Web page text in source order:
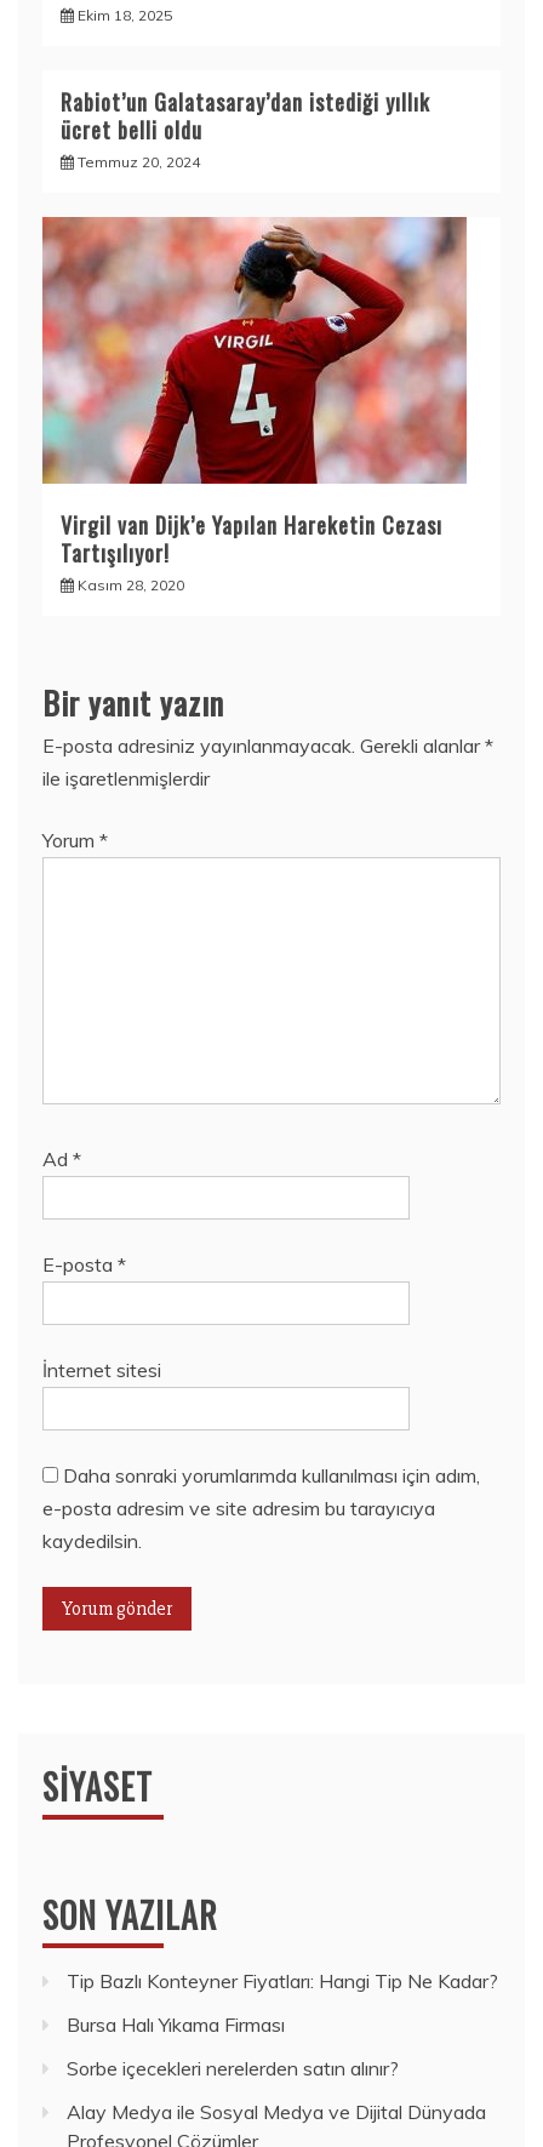
Ekim 18, 2025
Rabiot’un Galatasaray’dan istediği yıllık
ücret belli oldu
Temmuz 20, 2024
Virgil van Dijk’e Yapılan Hareketin Cezası
Tartışılıyor!
Kasım 28, 2020
Bir yanıt yazın
E-posta adresiniz yayınlanmayacak. Gerekli alanlar*
ile işaretlenmişlerdir
Yorum *
Ad *
E-posta *
İnternet sitesi
Daha sonraki yorumlarımda kullanılması için adım,
e-posta adresim ve site adresim bu tarayıcıya
kaydedilsin.
SIYASET
SON YAZILAR
Tip Bazlı Konteyner Fiyatları: Hangi Tip Ne Kadar?
Bursa Halı Yıkama Firması
Sorbe içecekleri nerelerden satın alınır?
Alay Medya ile Sosyal Medya ve Dijital Dünyada
Profesyonel Çözümler